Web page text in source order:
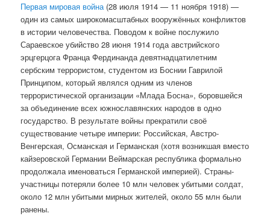
Первая мировая война(28 июля 1914 — 11 ноября 1918) —
один из самых широкомасштабных вооружённых конфликтов
в истории человечества. Поводом к войне послужило
Сараевское убийство 28 июня 1914 года австрийского
эрцгерцога Франца Фердинанда девятнадцатилетним
сербским террористом, студентом из Боснии Гаврилой
Принципом, который являлся одним из членов
террористической организации «Млада Босна», боровшейся
за объединение всех южнославянских народов в одно
государство. В результате войны прекратили своё
существование четыре империи: Российская, Австро-
Венгерская, Османская и Германская (хотя возникшая вместо
кайзеровской Германии Веймарская республика формально
продолжала именоваться Германской империей). Страны-
участницы потеряли более 10 млн человек убитыми солдат,
около 12 млн убитыми мирных жителей, около 55 млн были
ранены.